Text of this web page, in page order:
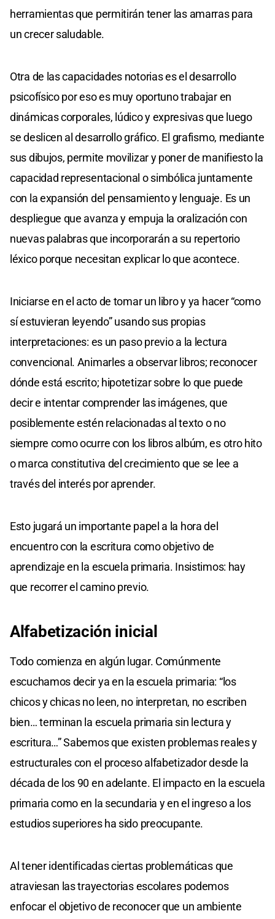
herramientas que permitirán tener las amarras para
un crecer saludable.
Otra de las capacidades notorias es el desarrollo
psicofísico por eso es muy oportuno trabajar en
dinámicas corporales, lúdico y expresivas que luego
se deslicen al desarrollo gráfico. El grafismo, mediante
sus dibujos, permite movilizar y poner de manifiesto la
capacidad representacional o simbólica juntamente
con la expansión del pensamiento y lenguaje. Es un
despliegue que avanza y empuja la oralización con
nuevas palabras que incorporarán a su repertorio
léxico porque necesitan explicar lo que acontece.
Iniciarse en el acto de tomar un libro y ya hacer “como
sí estuvieran leyendo” usando sus propias
interpretaciones: es un paso previo a la lectura
convencional. Animarles a observar libros; reconocer
dónde está escrito; hipotetizar sobre lo que puede
decir e intentar comprender las imágenes, que
posiblemente estén relacionadas al texto o no
siempre como ocurre con los libros albúm, es otro hito
o marca constitutiva del crecimiento que se lee a
través del interés por aprender.
Esto jugará un importante papel a la hora del
encuentro con la escritura como objetivo de
aprendizaje en la escuela primaria. Insistimos: hay
que recorrer el camino previo.
Alfabetización inicial
Todo comienza en algún lugar. Comúnmente
escuchamos decir ya en la escuela primaria: “los
chicos y chicas no leen, no interpretan, no escriben
bien… terminan la escuela primaria sin lectura y
escritura…” Sabemos que existen problemas reales y
estructurales con el proceso alfabetizador desde la
década de los 90 en adelante. El impacto en la escuela
primaria como en la secundaria y en el ingreso a los
estudios superiores ha sido preocupante.
Al tener identificadas ciertas problemáticas que
atraviesan las trayectorias escolares podemos
enfocar el objetivo de reconocer que un ambiente